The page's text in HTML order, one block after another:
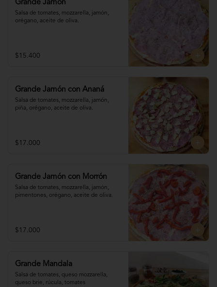
Grande Jamon
Salsa de tomates, mozzarella, jamón,
orégano, aceite de oliva.
$15.400
Grande Jamón con Ananá
Salsa de tomates, mozzarella, jamón,
piña, orégano, aceite de oliva.
$17.000
Grande Jamón con Morrón
Salsa de tomates, mozzarella, jamón,
pimentones, orégano, aceite de oliva.
$17.000
Grande Mandala
Salsa de tomates, queso mozzarella,
queso brie, rúcula, tomates